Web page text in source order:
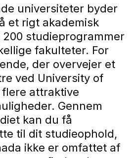
universiteter byder
et rigt akademisk
200 studieprogrammer
fakulteter. For
der overvejer et
ved University of
attraktive
Gennem
kan du få
til dit studieophold,
ikke er omfattet af